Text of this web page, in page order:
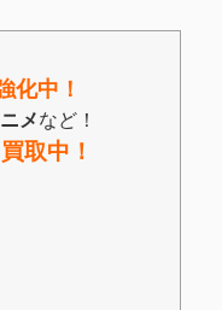
化中！
メなど！
取中！